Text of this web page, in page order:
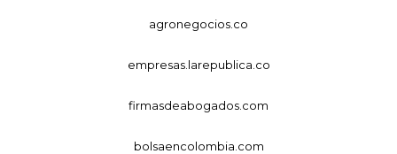
agronegocios.co
empresas.larepublica.co
firmasdeabogados.com
bolsaencolombia.com